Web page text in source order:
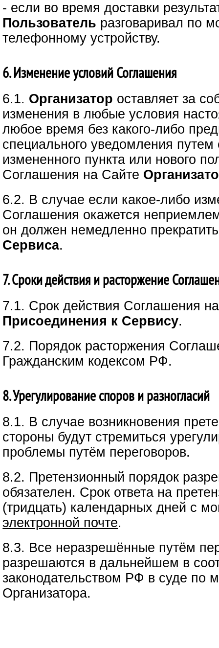
- если во время доставки
Пользователь разговаривал по
телефонному устройству.
6. Изменение условий Соглашения
6.1. Организатор оставляет за
изменения в любые условия
любое время без какого-либо
специального уведомления путем
измененного пункта или нового
Соглашения на Сайте
6.2. В случае если какое-либо
Соглашения окажется
он должен немедленно
Сервиса.
7. Сроки действия и расторжение
7.1. Срок действия Соглашения
Присоединения к Сервису.
7.2. Порядок расторжения
Гражданским кодексом РФ.
8. Урегулирование споров и разногласий
8.1. В случае возникновения
стороны будут стремиться
проблемы путём переговоров.
8.2. Претензионный порядок
обязателен. Срок ответа на
(тридцать) календарных дней с
электронной почте.
8.3. Все неразрешённые путём
разрешаются в дальнейшем в
законодательством РФ в суде по
Организатора.